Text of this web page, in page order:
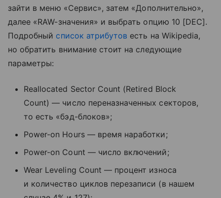
зайти в меню «Сервис», затем «Дополнительно»,
далее «RAW-значения» и выбрать опцию 10 [DEC].
Подробный список атрибутов есть на Wikipedia,
но обратить внимание стоит на следующие
параметры:
Reallocated Sector Count (Retired Block
Count) — число переназначенных секторов,
то есть «бэд-блоков»;
Power-on Hours — время наработки;
Power-on Count — число включений;
Wear Leveling Count — процент износа
и количество циклов перезаписи (в нашем